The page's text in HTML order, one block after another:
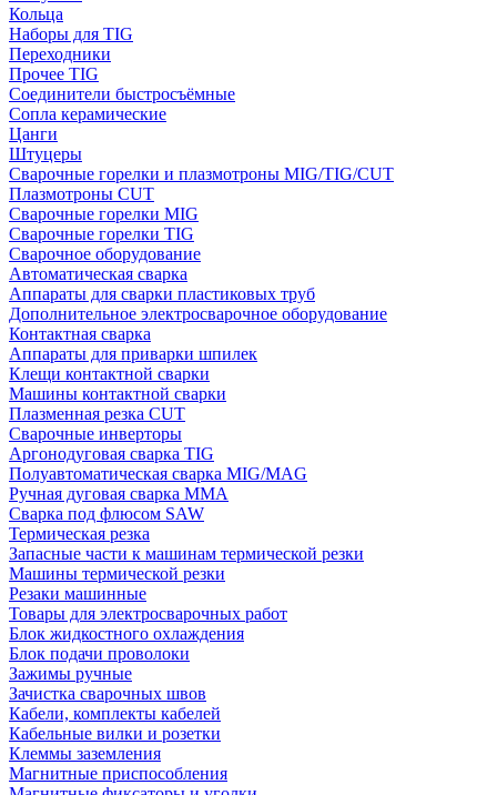
Кольца
Наборы для TIG
Переходники
Прочее TIG
Соединители быстросъёмные
Сопла керамические
Цанги
Штуцеры
Сварочные горелки и плазмотроны MIG/TIG/CUT
Плазмотроны CUT
Сварочные горелки MIG
Сварочные горелки TIG
Сварочное оборудование
Автоматическая сварка
Аппараты для сварки пластиковых труб
Дополнительное электросварочное оборудование
Контактная сварка
Аппараты для приварки шпилек
Клещи контактной сварки
Машины контактной сварки
Плазменная резка CUT
Сварочные инверторы
Аргонодуговая сварка TIG
Полуавтоматическая сварка MIG/MAG
Ручная дуговая сварка MMA
Сварка под флюсом SAW
Термическая резка
Запасные части к машинам термической резки
Машины термической резки
Резаки машинные
Товары для электросварочных работ
Блок жидкостного охлаждения
Блок подачи проволоки
Зажимы ручные
Зачистка сварочных швов
Кабели, комплекты кабелей
Кабельные вилки и розетки
Клеммы заземления
Магнитные приспособления